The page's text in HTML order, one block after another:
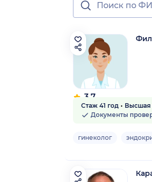
3.7
3 отзыва
Стаж 41 год
Высшая
Документы
гинеколог